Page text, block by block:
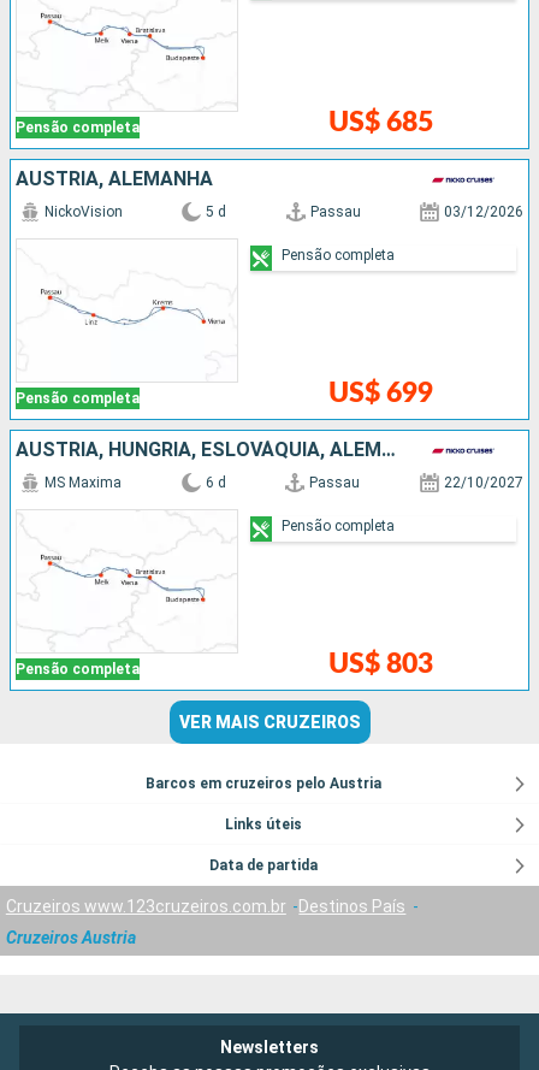
Pensão completa US$ 685
AUSTRIA, ALEMANHA
Pensão completa
NickoVision 5 d Passau 03/12/2026
US$ 699
Pensão completa
AUSTRIA, HUNGRIA, ESLOVÁQUIA, ALEMANHA
Pensão completa
MS Maxima 6 d Passau 22/10/2027
US$ 803
Pensão completa
VER MAIS CRUZEIROS
Barcos em cruzeiros pelo Austria
Links úteis
Data de partida
Cruzeiros www.123cruzeiros.com.br
Destinos País
Cruzeiros Austria
Newsletters